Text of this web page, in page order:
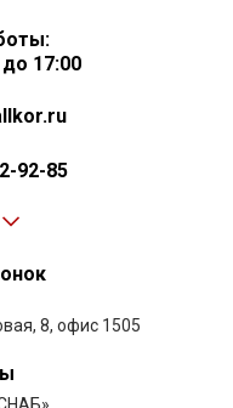
17:00
92-85
8, офис 1505